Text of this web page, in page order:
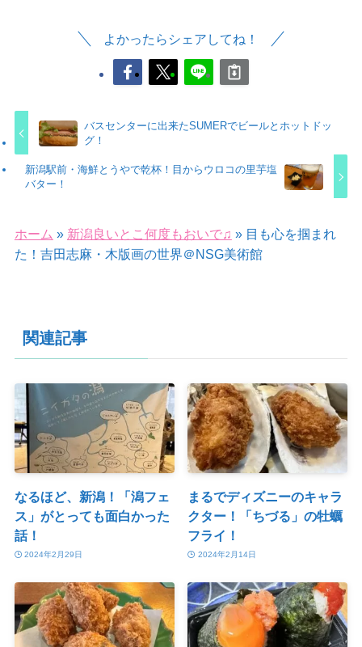
よかったらシェアしてね！
バスセンターに出来たSUMERでビールとホットドッ
グ！
新潟駅前・海鮮とうやで乾杯！目からウロコの里芋塩
バター！
ホーム » 新潟良いとこ何度もおいで♫ »目も心を掴まれ
た！吉田志麻・木版画の世界＠NSG美術館
関連記事
なるほど、新潟！「潟フェ
ス」がとっても面白かった
話！
2024年2月29日
まるでディズニーのキャラ
クター！「ちづる」の牡蠣
フライ！
2024年2月14日